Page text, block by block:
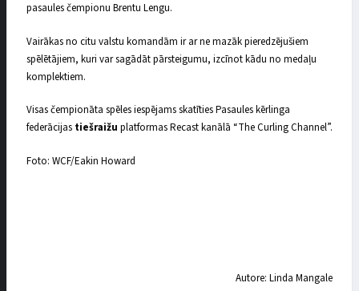
pasaules čempionu Brentu Lengu.
Vairākas no citu valstu komandām ir ar ne mazāk pieredzējušiem
spēlētājiem, kuri var sagādāt pārsteigumu, izcīnot kādu no medaļu
komplektiem.
Visas čempionāta spēles iespējams skatīties Pasaules kērlinga
federācijas tiešraižu platformas Recast kanālā “The Curling Channel”.
Foto: WCF/Eakin Howard
Autore: Linda Mangale